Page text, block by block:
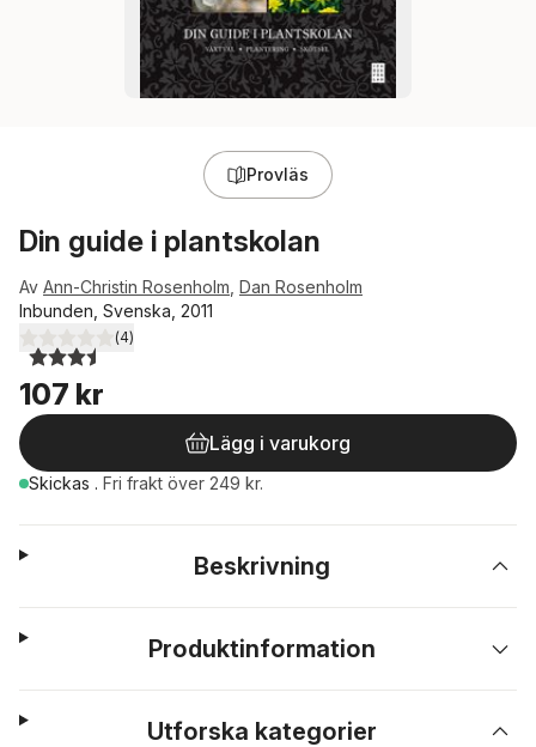
Provläs
Din guide i plantskolan
Av Ann-Christin Rosenholm Dan Rosenholm
Inbunden, Svenska, 2011
3,5utav 5 stjärnor. Totalt antal röster:
(4)
107 kr
Lägg i varukorg
Skickas . Fri frakt över 249 kr.
Beskrivning
Produktinformation
Utforska kategorier